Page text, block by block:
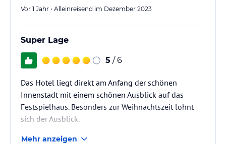
Vor 1 Jahr • Alleinreisend im Dezember 2023
Super Lage
5 / 6
Das Hotel liegt direkt am Anfang der schönen
Innenstadt mit einem schönen Ausblick auf das
Festspielhaus. Besonders zur Weihnachtszeit lohnt
sich der Ausblick.
Mehr anzeigen